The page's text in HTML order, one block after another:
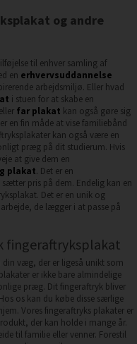
og andre
til enhver samling af
en erhvervsuddannelse
arbejdsmiljø. Eller hvad
i stuen for at skabe en
eller far plakat kan også gøre sig
en fin måde at vise familiebånd
kan også være en
præg på dit studierum. Hvis
at give dem en
plakat. Det er en
pris på dem. Endelig kan en
Det er en unik og
de lægger i at passe på
fingeraftryksplakat
væg, der er ligeså unikt som
er ikke bare almindelige
præg. Dit fingeraftryk bliver
os kan du købe disse særlige
Vores fingeraftryks plakater er
der kan holde i mange år.
til familie eller venner. Forestil